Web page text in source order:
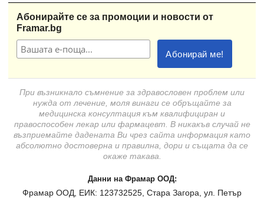
Абонирайте се за промоции и новости от
Framar.bg
При възникнало съмнение за здравословен проблем или
нужда от лечение, моля винаги се обръщайте за
медицинска консултация към квалифициран и
правоспособен лекар или фармацевт. В никакъв случай не
възприемайте дадената Ви чрез сайта информация като
абсолютно достоверна и правилна, дори и същата да се
окаже такава.
Данни на Фрамар ООД:
Фрамар ООД, ЕИК: 123732525, Стара Загора, ул. Петър